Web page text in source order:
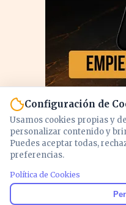
Configuración de
Usamos cookies propias y
personalizar contenido y
Puedes aceptar todas,
preferencias.
Política de Cookies